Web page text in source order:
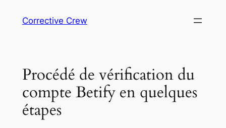
Corrective Crew
Procédé de vérification du
compte Betify en quelques
étapes